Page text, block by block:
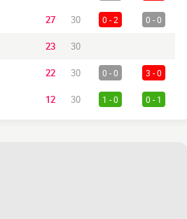
27 30 0 - 2 0 - 0
23 30
22 30 0 - 0 3 - 0
12 30 1 - 0 0 - 1